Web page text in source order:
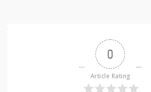
0
Article Rating